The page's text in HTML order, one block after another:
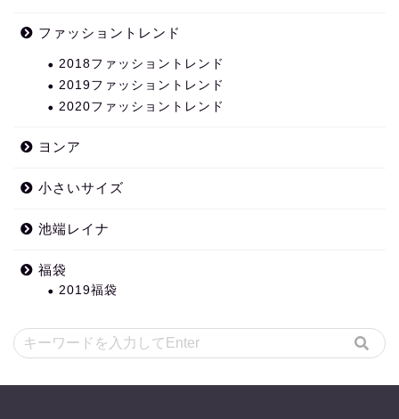
ファッショントレンド
2018ファッショントレンド
2019ファッショントレンド
2020ファッショントレンド
ヨンア
小さいサイズ
池端レイナ
福袋
2019福袋